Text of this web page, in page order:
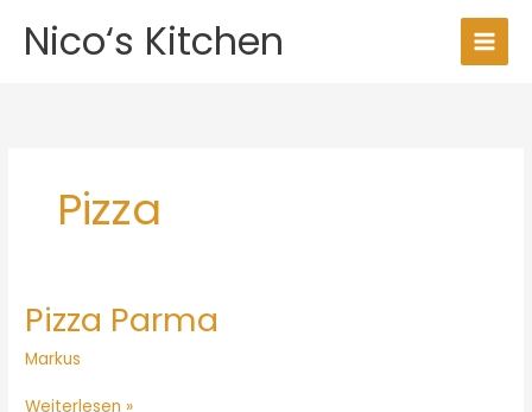
Inhalt
springen
Nico‘s Kitchen
Pizza
Pizza Parma
Markus
Pizza
Parma
Weiterlesen »